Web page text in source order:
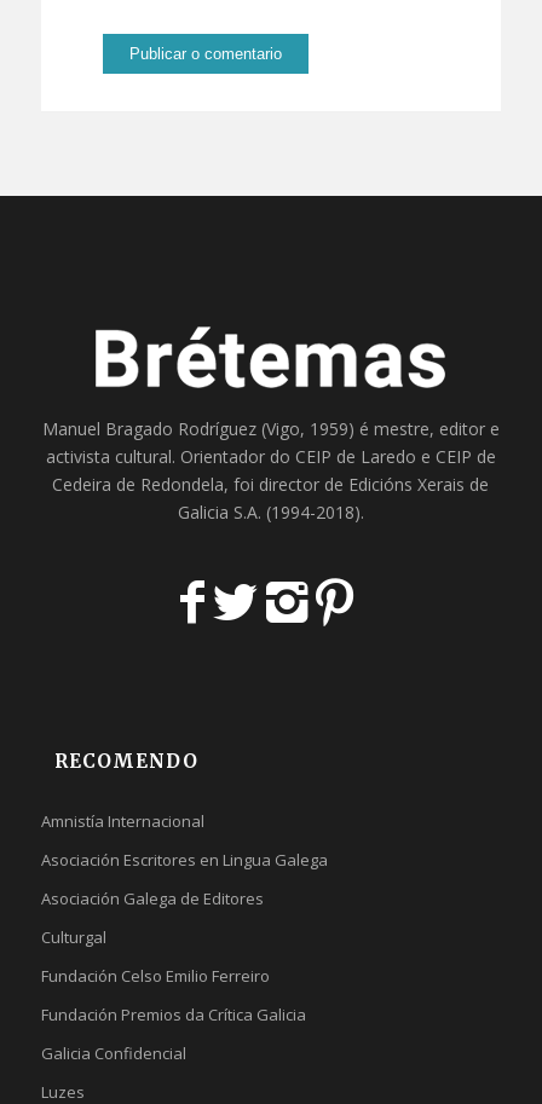
Manuel Bragado Rodríguez (Vigo, 1959) é mestre, editor e
activista cultural. Orientador do CEIP de Laredo e CEIP de
Cedeira de Redondela, foi director de Edicións Xerais de
Galicia S.A. (1994-2018).
RECOMENDO
Amnistía Internacional
Asociación Escritores en Lingua Galega
Asociación Galega de Editores
Culturgal
Fundación Celso Emilio Ferreiro
Fundación Premios da Crítica Galicia
Galicia Confidencial
Luzes